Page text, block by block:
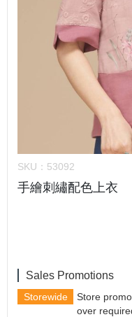
SKU： 53092
手繪刺繡配色上衣
Sales Promotions
Storewide
Store
over